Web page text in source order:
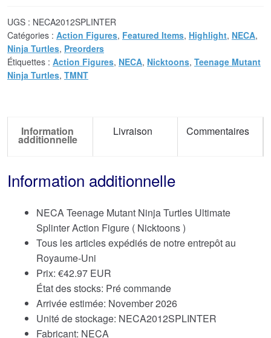
UGS : NECA2012SPLINTER
Catégories : Action Figures, Featured Items, Highlight, NECA,
Ninja Turtles, Preorders
Étiquettes : Action Figures, NECA, Nicktoons, Teenage Mutant
Ninja Turtles, TMNT
Information
additionnelle
Livraison Commentaires
Information additionnelle
NECA Teenage Mutant Ninja Turtles Ultimate
Splinter Action Figure ( Nicktoons )
Tous les articles expédiés de notre entrepôt au
Royaume-Uni
Prix: €42.97 EUR
État des stocks: Pré commande
Arrivée estimée: November 2026
Unité de stockage: NECA2012SPLINTER
Fabricant: NECA